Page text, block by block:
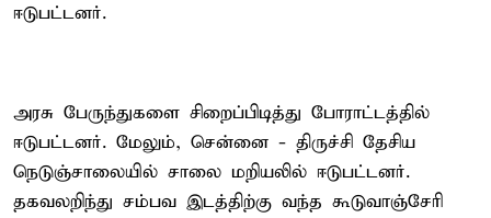
ஈடுபட்டனர்.
அரசு பேருந்துகளை சிறைப்பிடித்து போராட்டத்தில்
ஈடுபட்டனர். மேலும், சென்னை - திருச்சி தேசிய
நெடுஞ்சாலையில் சாலை மறியலில் ஈடுபட்டனர்.
தகவலறிந்து சம்பவ இடத்திற்கு வந்த கூடுவாஞ்சேரி